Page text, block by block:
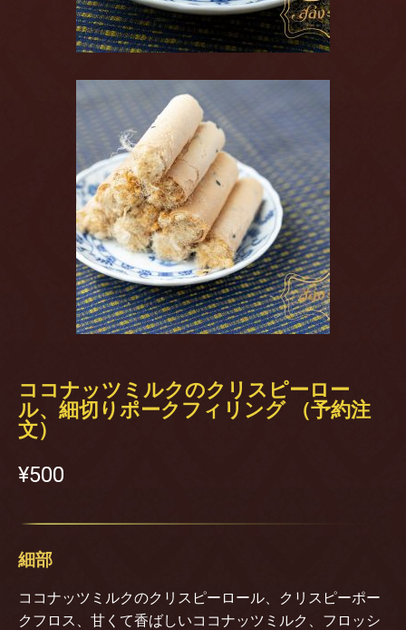
ココナッツミルクのクリスピーロー
ル、細切りポークフィリング （予約注
文）
¥‎500
細部
ココナッツミルクのクリスピーロール、クリスピーポー
クフロス、甘くて香ばしいココナッツミルク、フロッシ